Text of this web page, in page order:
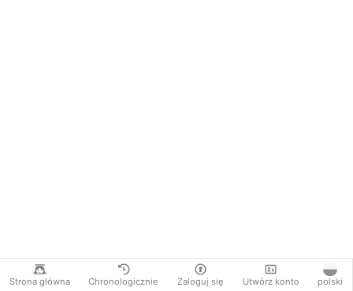
Strona główna Chronologicznie Zaloguj się Utwórz konto polski